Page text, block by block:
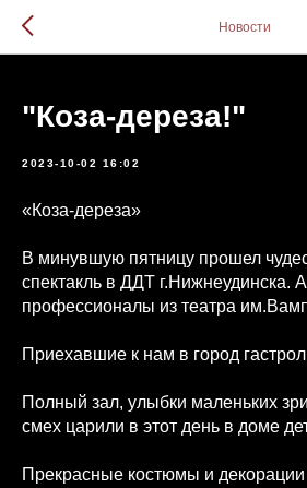
Новости
"Коза-дереза!"
2023-10-02 16:02
«Коза-дереза»
В минувшую пятницу прошел
спектакль в ДДТ г.Нижнеудинска.
профессионалы из театра
Приехавшие к нам в город
Полный зал, улыбки маленьких
смех царили в этот день в доме
Прекрасные костюмы и декорации